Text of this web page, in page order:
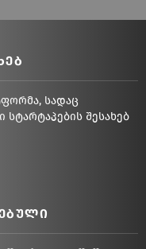
სადაც
შესახებ